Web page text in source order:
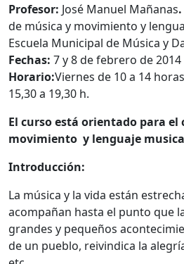
Profesor: José Manuel Mañanas.
de música y movimiento y
Escuela Municipal de Música y
Fechas: 7 y 8 de febrero de 2014
Horario:Viernes de 10 a 14
15,30 a 19,30 h.
El curso está orientado para el
movimiento y lenguaje
Introducción:
La música y la vida están
acompañan hasta el punto que
grandes y pequeños
de un pueblo, reivindica la